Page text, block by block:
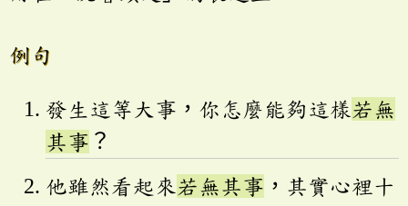
例句
發生這等大事，你怎麼能夠這樣若無
其事 ？
他雖然看起來若無其事 ，其實心裡十